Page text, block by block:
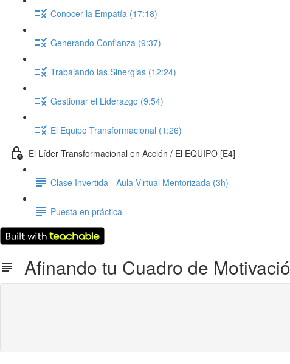
Conocer la Empatía (17:18)
Generando Confianza (9:37)
Trabajando las Sinergias (12:24)
Gestionar el Liderazgo (9:54)
El Equipo Transformacional (1:26)
El Líder Transformacional en Acción / El EQUIPO [E4]
Clase Invertida - Aula Virtual Mentorizada (3h)
Puesta en práctica
Afinando tu Cuadro de